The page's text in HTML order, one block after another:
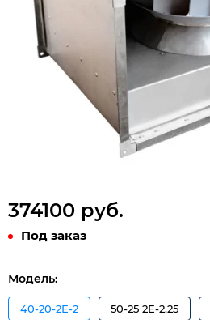
374100 руб.
Под заказ
Модель:
40-20-2Е-2 50-25 2Е-2,25